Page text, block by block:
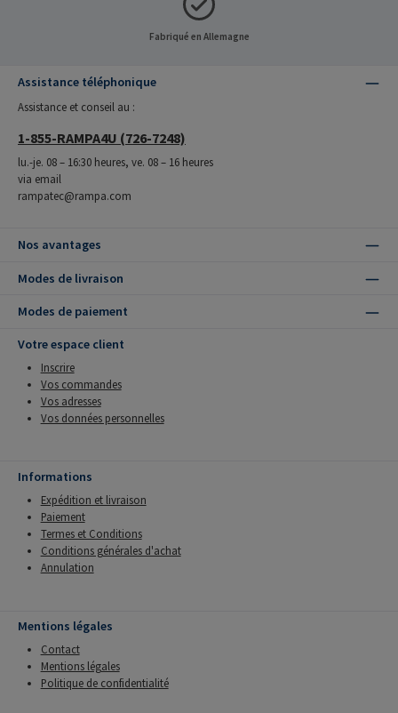
Fabriqué en Allemagne
Assistance téléphonique
Assistance et conseil au :
1-855-RAMPA4U (726-7248)
lu.-je. 08 – 16:30 heures, ve. 08 – 16 heures
via email
rampatec@rampa.com
Nos avantages
Modes de livraison
Modes de paiement
Votre espace client
Inscrire
Vos commandes
Vos adresses
Vos données personnelles
Informations
Expédition et livraison
Paiement
Termes et Conditions
Conditions générales d'achat
Annulation
Mentions légales
Contact
Mentions légales
Politique de confidentialité